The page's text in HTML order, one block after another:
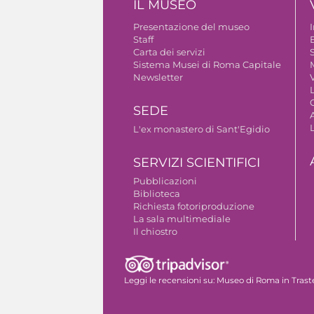
IL MUSEO
Presentazione del museo
Staff
Carta dei servizi
Sistema Musei di Roma Capitale
Newsletter
SEDE
L'ex monastero di Sant'Egidio
SERVIZI SCIENTIFICI
Pubblicazioni
Biblioteca
Richiesta fotoriproduzione
La sala multimediale
Il chiostro
Leggi le recensioni su: Museo di Roma in